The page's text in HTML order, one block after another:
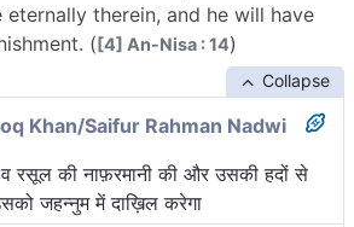
therein, and he will have
([4] An-Nisa : 14)
Collapse
Khan/Saifur Rahman Nadwi
की नाफ़रमानी की और उसकी हदों से
जहन्नुम में दाख़िल करेगा